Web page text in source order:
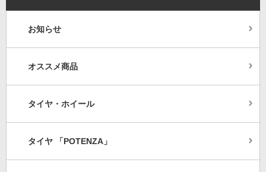
お知らせ
オススメ商品
タイヤ・ホイール
タイヤ 「POTENZA」